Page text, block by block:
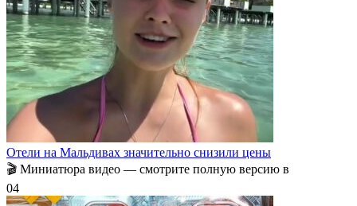
Отели на Мальдивах значительно снизили цены
🎬 Миниатюра видео — смотрите полную версию в
04